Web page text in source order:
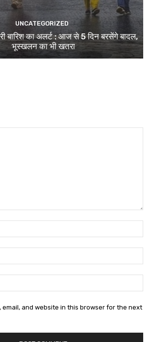
UNCATEGORIZED
बारिश का अलर्ट : आज से 5 दिन बरसेंगे बादल,
भूस्खलन का भी खतरा
email, and website in this browser for the next